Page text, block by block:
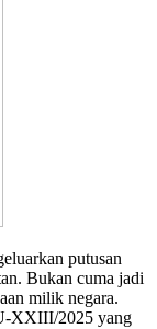
putusan
Bukan cuma jadi
milik negara.
XXIII/2025 yang